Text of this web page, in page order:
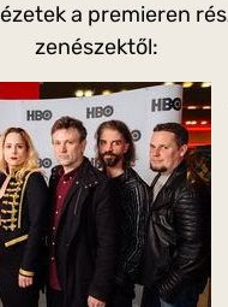
a premieren
zenészektől: